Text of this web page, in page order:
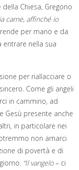
Chiesa, Gregorio
carne, affinché io
per mano e da
entrare nella sua
per riallacciare o
Come gli angeli
in cammino, ad
Gesù presente anche
in particolare nei
non amarci
di povertà e di
“Il vangelo– ci